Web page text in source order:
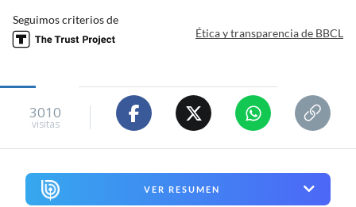
Seguimos criterios de
Ética y transparencia de BBCL
3010
visitas
VER RESUMEN